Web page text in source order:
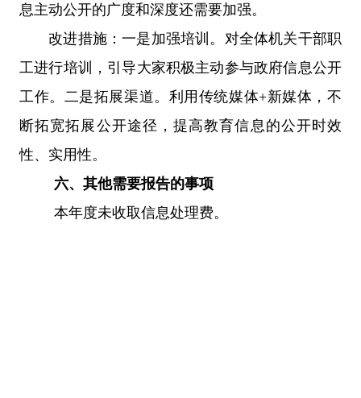
息主动公开的广度和深度还需要加强。
改进措施：一是加强培训 。 对全体机关干部职
工进行培训，引导大家积极主动参与政府信息公开
工作。二是拓展渠道。利用传统媒体+新媒体，不
断拓宽拓展公开途径，提高教育信息的公开时效
性、实用性。
六、 其他需要报告的事项
本年度未收取信息处理费。